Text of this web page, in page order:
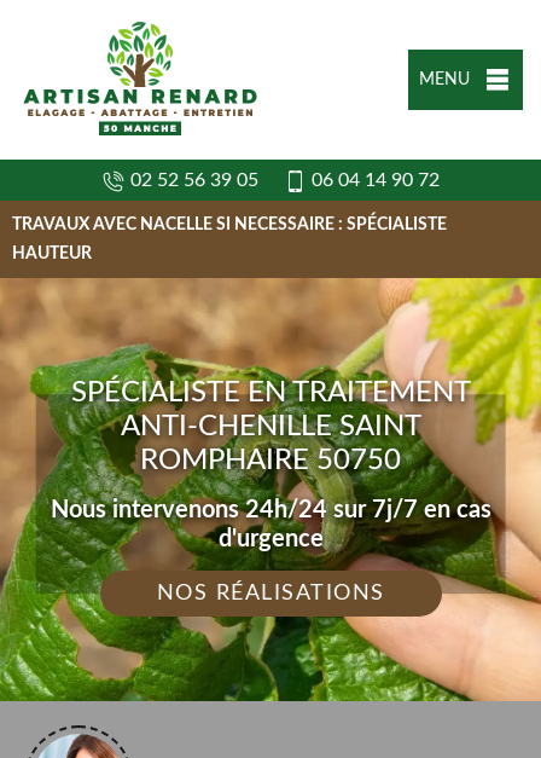
MENU
02 52 56 39 05 06 04 14 90 72
TRAVAUX AVEC NACELLE SI NECESSAIRE : SPÉCIALISTE
HAUTEUR
SPÉCIALISTE EN TRAITEMENT
ANTI-CHENILLE SAINT
ROMPHAIRE 50750
Nous intervenons 24h/24 sur 7j/7 en cas
d'urgence
NOS RÉALISATIONS